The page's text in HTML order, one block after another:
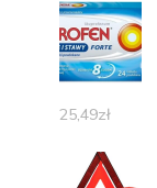
25,49zł